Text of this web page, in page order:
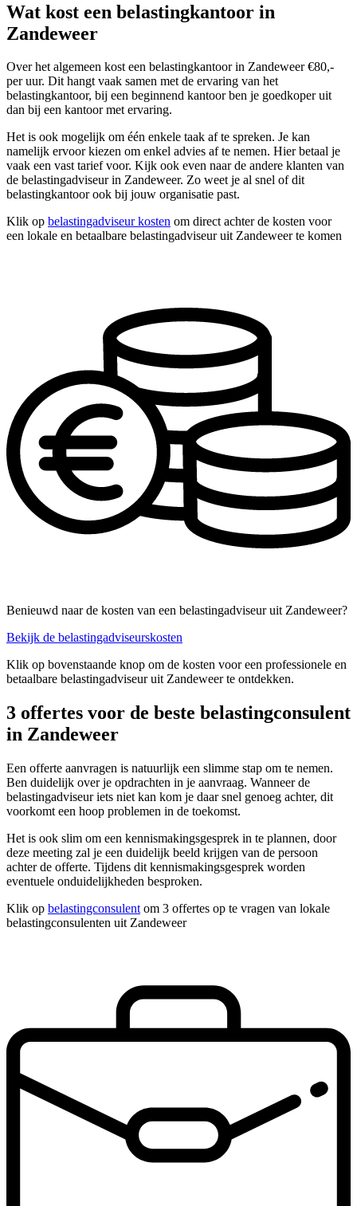
Wat kost een belastingkantoor in
Zandeweer
Over het algemeen kost een belastingkantoor in Zandeweer €80,-
per uur. Dit hangt vaak samen met de ervaring van het
belastingkantoor, bij een beginnend kantoor ben je goedkoper uit
dan bij een kantoor met ervaring.
Het is ook mogelijk om één enkele taak af te spreken. Je kan
namelijk ervoor kiezen om enkel advies af te nemen. Hier betaal je
vaak een vast tarief voor. Kijk ook even naar de andere klanten van
de belastingadviseur in Zandeweer. Zo weet je al snel of dit
belastingkantoor ook bij jouw organisatie past.
Klik op belastingadviseur kosten om direct achter de kosten voor
een lokale en betaalbare belastingadviseur uit Zandeweer te komen
Benieuwd naar de kosten van een belastingadviseur uit Zandeweer?
Bekijk de belastingadviseurskosten
Klik op bovenstaande knop om de kosten voor een professionele en
betaalbare belastingadviseur uit Zandeweer te ontdekken.
3 offertes voor de beste belastingconsulent
in Zandeweer
Een offerte aanvragen is natuurlijk een slimme stap om te nemen.
Ben duidelijk over je opdrachten in je aanvraag. Wanneer de
belastingadviseur iets niet kan kom je daar snel genoeg achter, dit
voorkomt een hoop problemen in de toekomst.
Het is ook slim om een kennismakingsgesprek in te plannen, door
deze meeting zal je een duidelijk beeld krijgen van de persoon
achter de offerte. Tijdens dit kennismakingsgesprek worden
eventuele onduidelijkheden besproken.
Klik op belastingconsulent om 3 offertes op te vragen van lokale
belastingconsulenten uit Zandeweer